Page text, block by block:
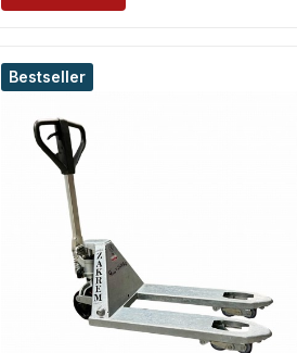
Bestseller